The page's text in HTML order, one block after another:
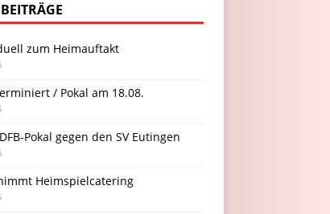
zum Heimauftakt
/ Pokal am 18.08.
Pokal gegen den SV Eutingen
Heimspielcatering